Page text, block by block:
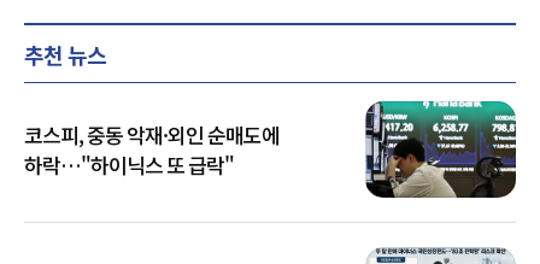
추천 뉴스
코스피, 중동 악재·외인 순매도에
하락…"하이닉스 또 급락"